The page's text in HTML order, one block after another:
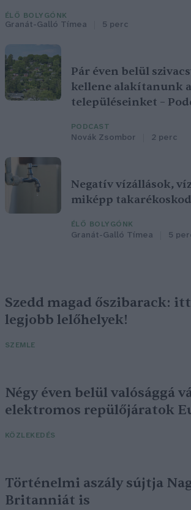
ÉLŐ BOLYGÓNK
Granát-Galló Tímea 5 perc
Pár éven belül
kellene alakítanunk a
településeinket –
PODCAST
Novák Zsombor 2 perc
Negatív vízállások,
miképp
ÉLŐ BOLYGÓNK
Granát-Galló Tímea 5
Szedd magad őszibarack:
legjobb lelőhelyek!
SZEMLE
Négy éven belül valósággá
elektromos repülőjáratok
KÖZLEKEDÉS
Történelmi aszály sújtja
Britanniát is